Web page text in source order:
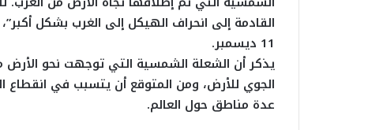
القادمة إلى انحراف الهيكل إلى الغرب بشكل
11 ديسمبر.
الجوي للأرض، ومن المتوقع أن يتسبب في انقطاع
عدة مناطق حول العالم.